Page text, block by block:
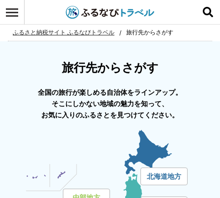
お気に入り
ふるさと納税サイト ふるなびトラベル 旅行先からさがす
旅行先からさがす
全国の旅行が楽しめる自治体をラインアップ。
そこにしかない地域の魅力を知って、
お気に入りのふるさとを見つけてください。
北海道地方